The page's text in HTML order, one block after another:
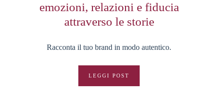
emozioni, relazioni e fiducia
attraverso le storie
Racconta il tuo brand in modo autentico.
LEGGI POST